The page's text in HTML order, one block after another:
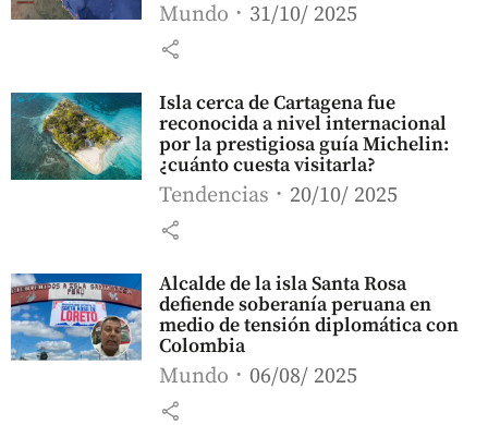
Mundo 31/10/ 2025
share
Isla cerca de Cartagena fue
reconocida a nivel internacional
por la prestigiosa guía Michelin:
¿cuánto cuesta visitarla?
Tendencias 20/10/ 2025
share
Alcalde de la isla Santa Rosa
defiende soberanía peruana en
medio de tensión diplomática con
Colombia
Mundo 06/08/ 2025
share